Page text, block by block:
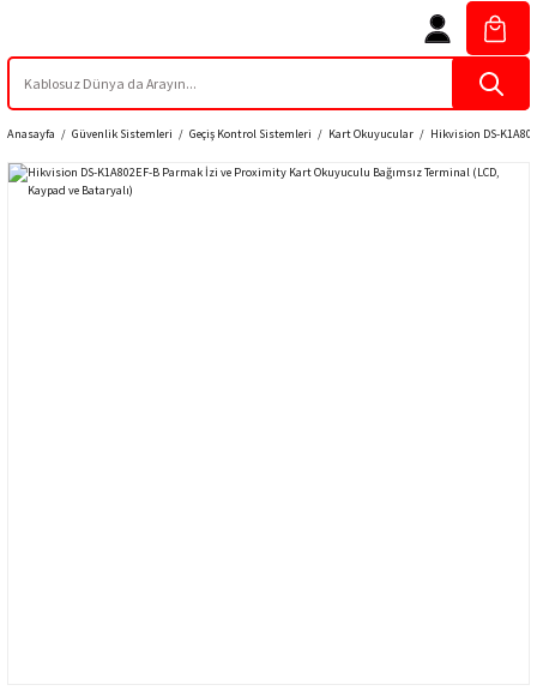
Anasayfa Güvenlik Sistemleri Geçiş Kontrol Sistemleri Kart Okuyucular Hikvision DS-